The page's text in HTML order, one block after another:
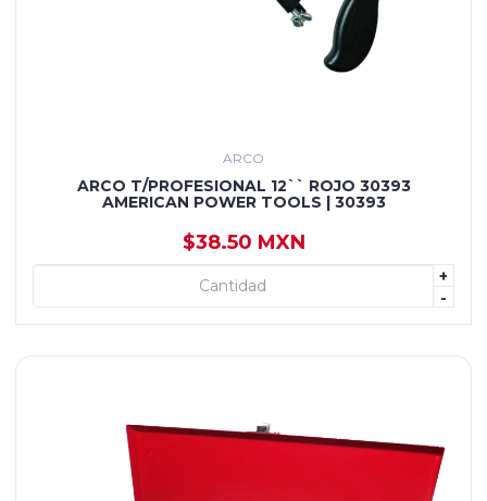
ARCO
ARCO T/PROFESIONAL 12`` ROJO 30393
AMERICAN POWER TOOLS | 30393
$38.50 MXN
+
-
+ AGREGAR